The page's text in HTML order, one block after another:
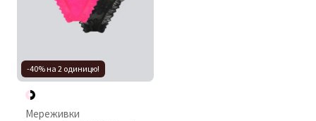
-40% на 2 одиницю!
Мереживки